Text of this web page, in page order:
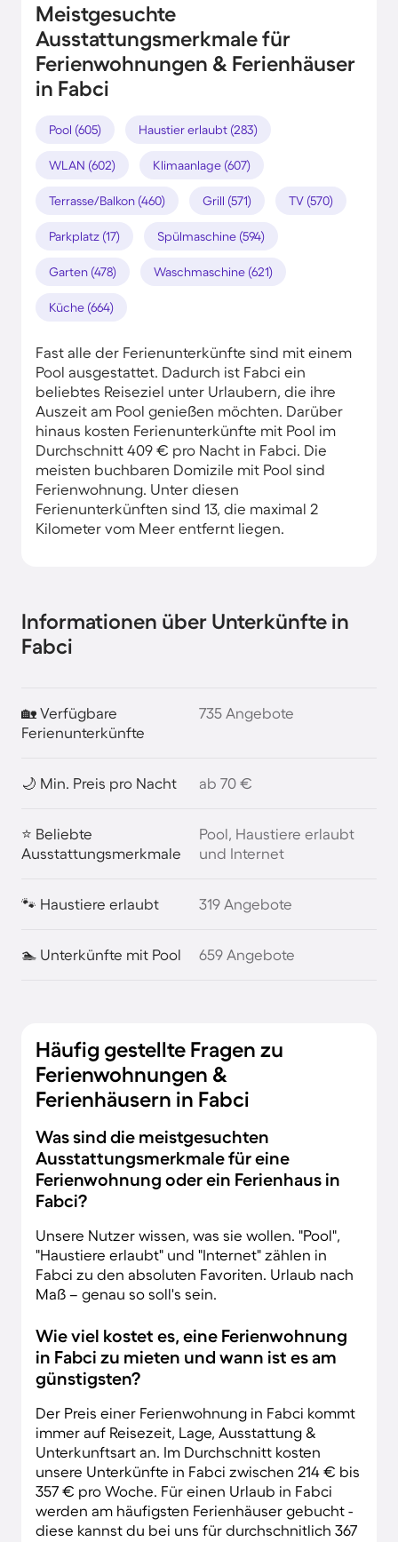
Meistgesuchte
Ausstattungsmerkmale für
Ferienwohnungen & Ferienhäuser
in Fabci
Pool (605) Haustier erlaubt (283)
WLAN (602) Klimaanlage (607)
Terrasse/Balkon (460) Grill (571) TV (570)
Parkplatz (17) Spülmaschine (594)
Garten (478) Waschmaschine (621)
Küche (664)
Fast alle der Ferienunterkünfte sind mit einem
Pool ausgestattet. Dadurch ist Fabci ein
beliebtes Reiseziel unter Urlaubern, die ihre
Auszeit am Pool genießen möchten. Darüber
hinaus kosten Ferienunterkünfte mit Pool im
Durchschnitt 409 € pro Nacht in Fabci. Die
meisten buchbaren Domizile mit Pool sind
Ferienwohnung. Unter diesen
Ferienunterkünften sind 13, die maximal 2
Kilometer vom Meer entfernt liegen.
Informationen über Unterkünfte in
Fabci
🏡 Verfügbare
Ferienunterkünfte
735 Angebote
🌙 Min. Preis pro Nacht ab 70 €
⭐ Beliebte
Ausstattungsmerkmale
Pool, Haustiere erlaubt
und Internet
🐾 Haustiere erlaubt 319 Angebote
🏊 Unterkünfte mit Pool 659 Angebote
Häufig gestellte Fragen zu
Ferienwohnungen &
Ferienhäusern in Fabci
Was sind die meistgesuchten
Ausstattungsmerkmale für eine
Ferienwohnung oder ein Ferienhaus in
Fabci?
Unsere Nutzer wissen, was sie wollen. "Pool",
"Haustiere erlaubt" und "Internet" zählen in
Fabci zu den absoluten Favoriten. Urlaub nach
Maß – genau so soll's sein.
Wie viel kostet es, eine Ferienwohnung
in Fabci zu mieten und wann ist es am
günstigsten?
Der Preis einer Ferienwohnung in Fabci kommt
immer auf Reisezeit, Lage, Ausstattung &
Unterkunftsart an. Im Durchschnitt kosten
unsere Unterkünfte in Fabci zwischen 214 € bis
357 € pro Woche. Für einen Urlaub in Fabci
werden am häufigsten Ferienhäuser gebucht -
diese kannst du bei uns für durchschnitlich 367